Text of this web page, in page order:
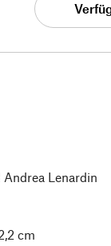
Lenardin
cm